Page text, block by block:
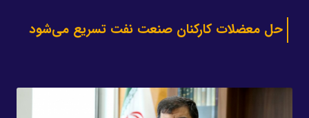
حل معضلات کارکنان صنعت نفت تسریع می‌شود